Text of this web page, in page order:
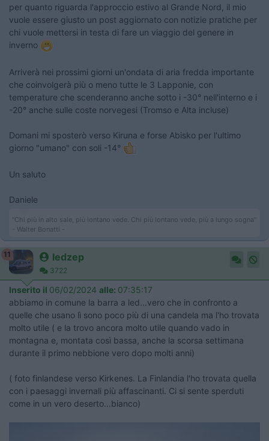
per quanto riguarda l'approccio estivo al Grande Nord, il mio
vuole essere giusto un post aggiornato con notizie pratiche per
chi vuole mettersi in testa di fare un viaggio del genere in
inverno
Arriverà nei prossimi giorni un'ondata di aria fredda importante
che coinvolgerà più o meno tutte le 3 Lapponie, con
temperature che scenderanno anche sotto i -30° nell'interno e i
-20° anche sulle coste norvegesi (Tromso e Alta incluse)
Domani mi sposterò verso Kiruna e forse Abisko per l'ultimo
giorno "umano" con soli -14°
Un saluto
Daniele
"Chi più in alto sale, più lontano vede. Chi più lontano vede, più a lungo sogna"
- Walter Bonatti -
11 ledzep
3722
Inserito il 06/02/2024 alle: 07:35:17
abbiamo in comune la barra a led...vero che in confronto a
quelle che usano lì sono poco più di una candela ma l'ho trovata
molto utile ( e la trovo ancora molto utile quando vado in
montagna e, montata così bassa, anche la scorsa settimana
durante il primo nebbione vero dopo molti anni)
( foto finlandese verso Kirkenes. La Finlandia l'ho trovata quella
con i paesaggi invernali più affascinanti. Ci si sente sperduti
come in un vero deserto...bianco)